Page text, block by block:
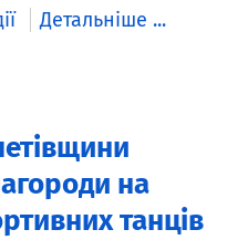
Детальніше ...
на
танців